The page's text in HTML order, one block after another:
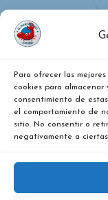
Para ofrecer las
cookies para
consentimiento de
el comportamiento de
sitio. No consentir o
negativamente a
Calle Vitoria, nº